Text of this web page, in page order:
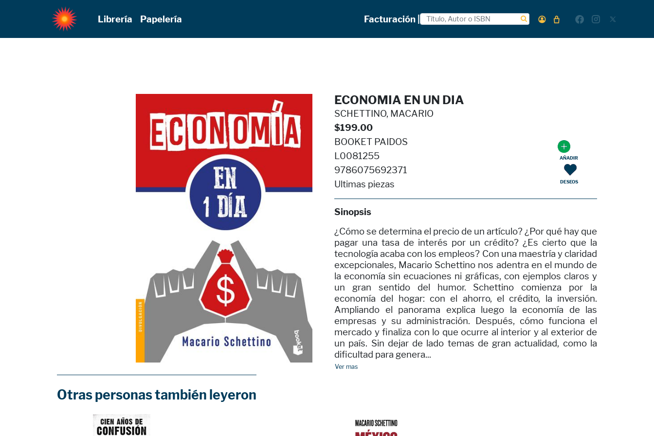
Librería Papelería Facturación |
ECONOMIA EN UN DIA
SCHETTINO, MACARIO
$199.00
BOOKET PAIDOS
L0081255
9786075692371
Ultimas piezas
Sinopsis
AÑADIR
DESEOS
¿Cómo se determina el precio de un artículo? ¿Por qué hay que
pagar una tasa de interés por un crédito? ¿Es cierto que la
tecnología acaba con los empleos? Con una maestría y claridad
excepcionales, Macario Schettino nos adentra en el mundo de
la economía sin ecuaciones ni gráficas, con ejemplos claros y
un gran sentido del humor. Schettino comienza por la
economía del hogar: con el ahorro, el crédito, la inversión.
Ampliando el panorama explica luego la economía de las
empresas y su administración. Después, cómo funciona el
mercado y finaliza con lo que ocurre al interior y al exterior de
un país. Sin dejar de lado temas de gran actualidad, como la
dificultad para genera...
Ver mas
Otras personas también leyeron